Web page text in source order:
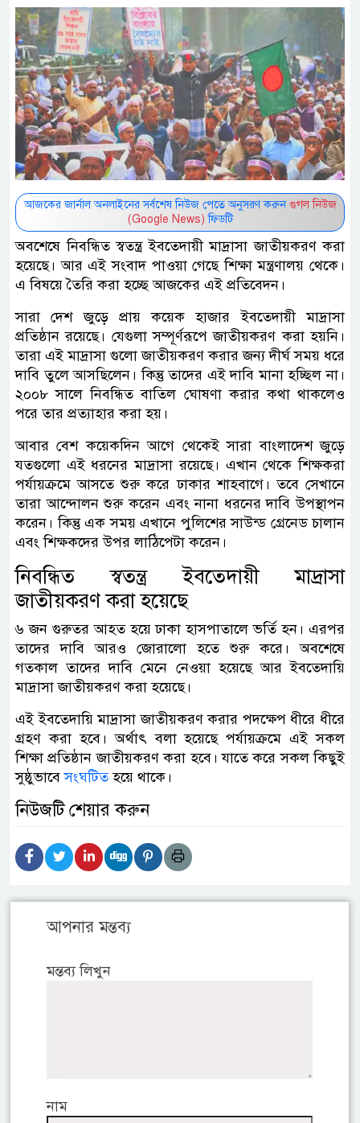
আজকের জার্নাল অনলাইনের সর্বশেষ নিউজ পেতে অনুসরণ করুন গুগল নিউজ
(Google News) ফিডটি
অবশেষে নিবন্ধিত স্বতন্ত্র ইবতেদায়ী মাদ্রাসা জাতীয়করণ করা
হয়েছে। আর এই সংবাদ পাওয়া গেছে শিক্ষা মন্ত্রণালয় থেকে।
এ বিষয়ে তৈরি করা হচ্ছে আজকের এই প্রতিবেদন।
সারা দেশ জুড়ে প্রায় কয়েক হাজার ইবতেদায়ী মাদ্রাসা
প্রতিষ্ঠান রয়েছে। যেগুলা সম্পূর্ণরূপে জাতীয়করণ করা হয়নি।
তারা এই মাদ্রাসা গুলো জাতীয়করণ করার জন্য দীর্ঘ সময় ধরে
দাবি তুলে আসছিলেন। কিন্তু তাদের এই দাবি মানা হচ্ছিল না।
২০০৮ সালে নিবন্ধিত বাতিল ঘোষণা করার কথা থাকলেও
পরে তার প্রত্যাহার করা হয়।
আবার বেশ কয়েকদিন আগে থেকেই সারা বাংলাদেশ জুড়ে
যতগুলো এই ধরনের মাদ্রাসা রয়েছে। এখান থেকে শিক্ষকরা
পর্যায়ক্রমে আসতে শুরু করে ঢাকার শাহবাগে। তবে সেখানে
তারা আন্দোলন শুরু করেন এবং নানা ধরনের দাবি উপস্থাপন
করেন। কিন্তু এক সময় এখানে পুলিশের সাউন্ড গ্রেনেড চালান
এবং শিক্ষকদের উপর লাঠিপেটা করেন।
নিবন্ধিত স্বতন্ত্র ইবতেদায়ী মাদ্রাসা
জাতীয়করণ করা হয়েছে
৬ জন গুরুতর আহত হয়ে ঢাকা হাসপাতালে ভর্তি হন। এরপর
তাদের দাবি আরও জোরালো হতে শুরু করে। অবশেষে
গতকাল তাদের দাবি মেনে নেওয়া হয়েছে আর ইবতেদায়ি
মাদ্রাসা জাতীয়করণ করা হয়েছে।
এই ইবতেদায়ি মাদ্রাসা জাতীয়করণ করার পদক্ষেপ ধীরে ধীরে
গ্রহণ করা হবে। অর্থাৎ বলা হয়েছে পর্যায়ক্রমে এই সকল
শিক্ষা প্রতিষ্ঠান জাতীয়করণ করা হবে। যাতে করে সকল কিছুই
সুষ্ঠুভাবেসংঘটিতহয়ে থাকে।
নিউজটি শেয়ার করুন
আপনার মন্তব্য
মন্তব্য লিখুন
নাম